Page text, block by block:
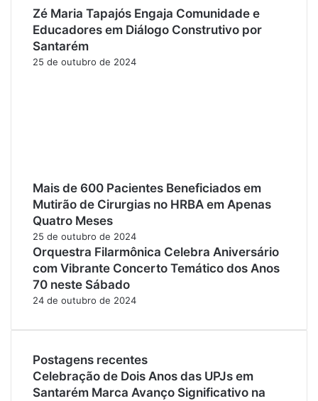
Zé Maria Tapajós Engaja Comunidade e
Educadores em Diálogo Construtivo por
Santarém
25 de outubro de 2024
Mais de 600 Pacientes Beneficiados em
Mutirão de Cirurgias no HRBA em Apenas
Quatro Meses
25 de outubro de 2024
Orquestra Filarmônica Celebra Aniversário
com Vibrante Concerto Temático dos Anos
70 neste Sábado
24 de outubro de 2024
Postagens recentes
Celebração de Dois Anos das UPJs em
Santarém Marca Avanço Significativo na